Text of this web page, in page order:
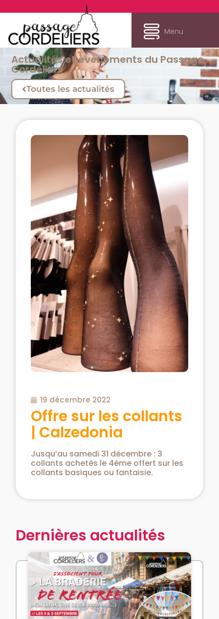
Menu
Actualités et évènements du Passage
Cordeliers
Toutes les actualités
19 décembre 2022
Offre sur les collants
| Calzedonia
Jusqu’au samedi 31 décembre : 3
collants achetés le 4ème offert sur les
collants basiques ou fantaisie.
Dernières actualités